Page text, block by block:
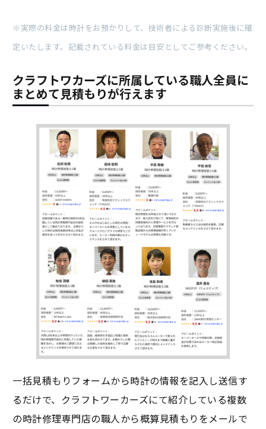
※実際の料金は時計をお預かりして、技術者による診断実施後に確
定いたします。記載されている料金は目安としてご参考ください。
クラフトワカーズに所属している職人全員に
まとめて見積もりが行えます
一括見積もりフォームから時計の情報を記入し送信す
るだけで、クラフトワーカーズにて紹介している複数
の時計修理専門店の職人から概算見積もりをメールで